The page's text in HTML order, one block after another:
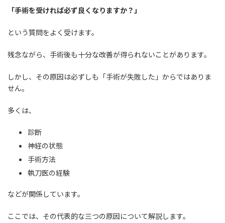
「手術を受ければ必ず良くなりますか？」
という質問をよく受けます。
残念ながら、手術後も十分な改善が得られないことがあります。
しかし、その原因は必ずしも「手術が失敗した」からではありま
せん。
多くは、
診断
神経の状態
手術方法
執刀医の経験
などが関係しています。
ここでは、その代表的な三つの原因について解説します。